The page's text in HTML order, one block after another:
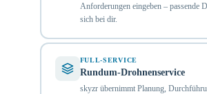
Anforderungen eingeben – passende
sich bei dir.
FULL-SERVICE
Rundum-Drohnenservice
skyzr übernimmt Planung,